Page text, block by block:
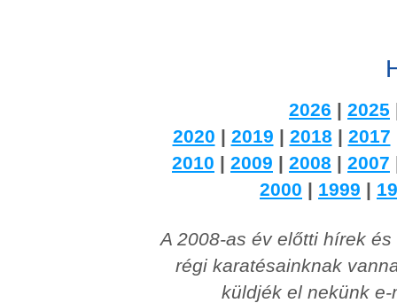
2026 | 2025
2020 | 2019 | 2018 | 2017
2010 | 2009 | 2008 | 2007
2000 | 1999 |
A 2008-as év előtti hírek
régi karatésainknak
küldjék el nekünk